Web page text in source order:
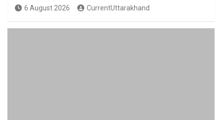
6 August 2026 CurrentUttarakhand